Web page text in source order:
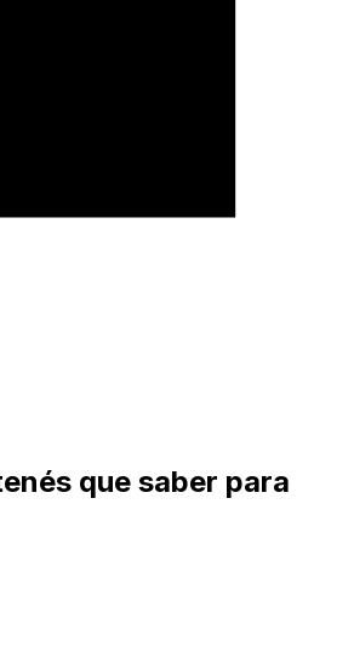
que saber para